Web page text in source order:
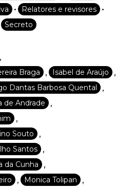
• Relatores e revisores •
Secreto
,
Braga , Isabel de Araújo ,
Dantas Barbosa Quental ,
de Andrade ,
,
Souto ,
Santos ,
da Cunha ,
, Monica Tolipan ,